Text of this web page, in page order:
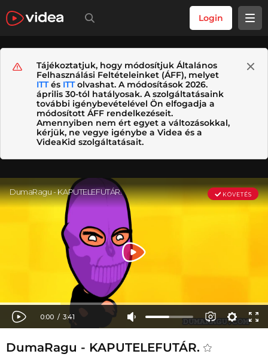
Login
Tájékoztatjuk, hogy módosítjuk Általános
Felhasználási Feltételeinket (ÁFF), melyet
ITTés ITTolvashat. A módosítások 2026.
április 30-tól hatályosak. A szolgáltatásaink
további igénybevételével Ön elfogadja a
módosított ÁFF rendelkezéseit.
Amennyiben nem ért egyet a változásokkal,
kérjük, ne vegye igénybe a Videa és a
VideaKid szolgáltatásait.
DumaRagu - KAPUTELEFUTÁR.